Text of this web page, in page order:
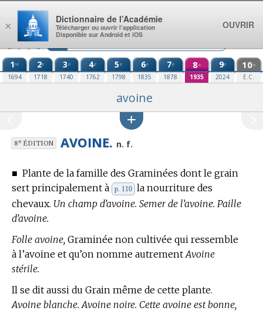
Aller au contenu
1re
1694
2e
1718
3e
1740
4e
1762
5e
1798
6e
1835
7e
1878
8e
1935
9e
2024
10e
E.C.
avoine
8eÉDITION AVOINE. n. f.
■ Plante de la famille des Graminées dont le grain
sert principalement à
p. 110 la nourriture des
chevaux. Un champ d’avoine. Semer de l’avoine. Paille
d’avoine.
Folle avoine, Graminée non cultivée qui ressemble
à l’avoine et qu’on nomme autrement Avoine
stérile.
Il se dit aussi du Grain même de cette plante.
Avoine blanche. Avoine noire. Cette avoine est bonne,
×
Dictionnaire de l’Académie
Télécharger ou ouvrir l’application
Disponible sur Android et iOS
OUVRIR